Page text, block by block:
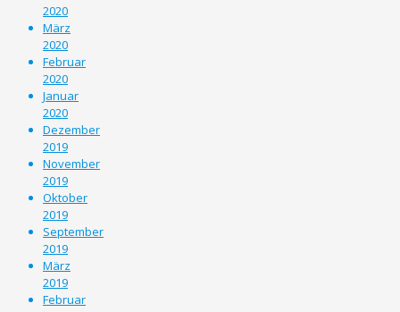
2020
März
2020
Februar
2020
Januar
2020
Dezember
2019
November
2019
Oktober
2019
September
2019
März
2019
Februar